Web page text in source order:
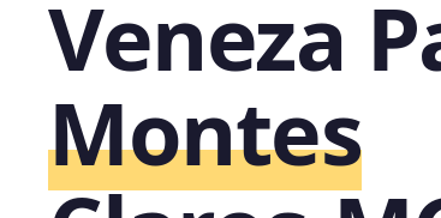
Veneza
Montes